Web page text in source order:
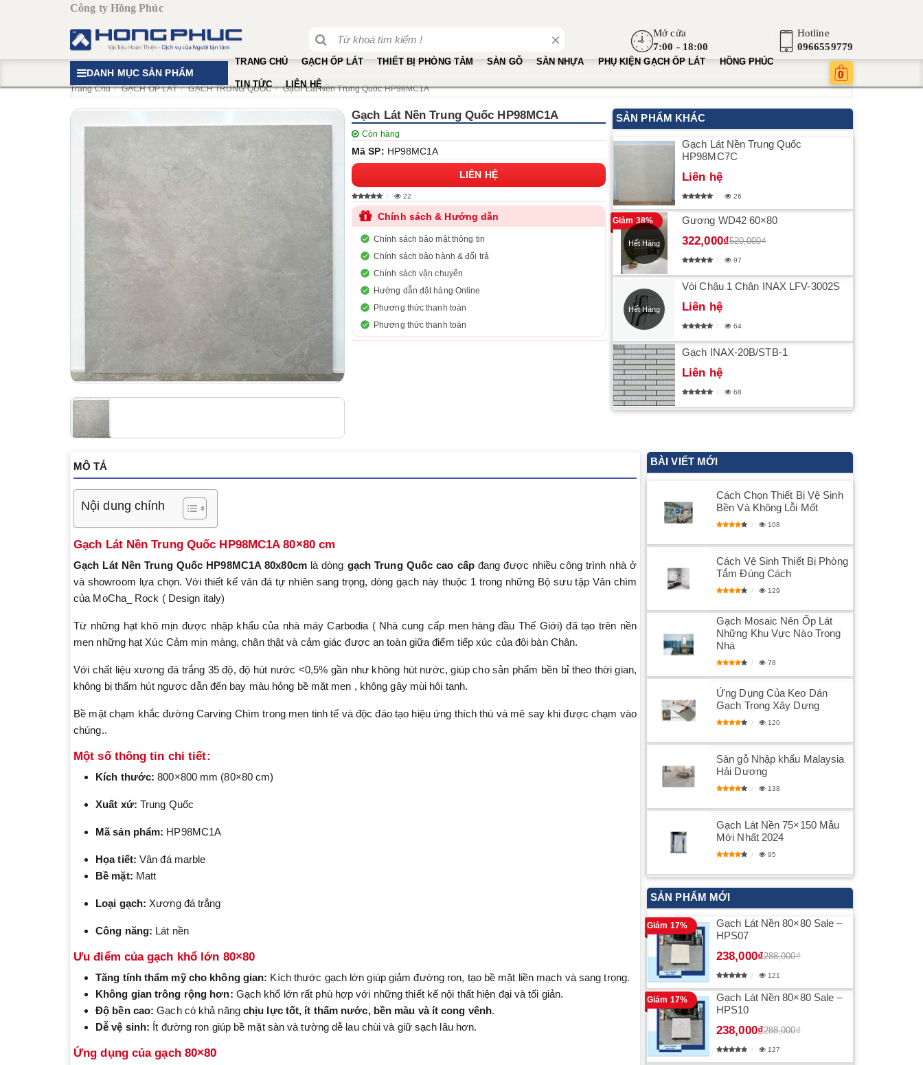
Công ty Hồng Phúc
×
Mở cửa
7:00 - 18:00
Hotline
0966559779
DANH MỤC SẢN PHẨM
TRANG CHỦ GẠCH ỐP LÁT THIẾT BỊ PHÒNG TẮM SÀN GỖ SÀN NHỰA PHỤ KIỆN GẠCH ỐP LÁT HỒNG PHÚC
TIN TỨC LIÊN HỆ
0
Trang Chủ GẠCH ỐP LÁT GẠCH TRUNG QUỐC Gạch Lát Nền Trung Quốc HP98MC1A
Gạch Lát Nền Trung Quốc HP98MC1A
Còn hàng
Mã SP: HP98MC1A
LIÊN HỆ
22
Chính sách & Hướng dẫn
Chính sách bảo mật thông tin
Chính sách bảo hành & đổi trả
Chính sách vận chuyển
Hướng dẫn đặt hàng Online
Phương thức thanh toán
Phương thức thanh toán
SẢN PHẨM KHÁC
Gạch Lát Nền Trung Quốc
HP98MC7C
Liên hệ
26
Gương WD42 60×80
322,000₫520,000₫
Giảm 38%
Hết Hàng
97
Vòi Chậu 1 Chân INAX LFV-3002S
Liên hệ
Hết Hàng
64
Gạch INAX-20B/STB-1
Liên hệ
68
MÔ TẢ
Nội dung chính
Gạch Lát Nền Trung Quốc HP98MC1A 80×80 cm
Gạch Lát Nền Trung Quốc HP98MC1A 80x80cmlà dòng gạch Trung Quốc cao cấpđang được nhiều công trình nhà ở
và showroom lựa chọn. Với thiết kế vân đá tự nhiên sang trọng, dòng gạch này thuộc 1 trong những Bộ sưu tập Vân chìm
của MoCha_ Rock ( Design italy)
Từ những hạt khô mịn được nhập khẩu của nhà máy Carbodia ( Nhà cung cấp men hàng đầu Thế Giới) đã tạo trên nền
men những hạt Xúc Cảm mịn màng, chân thật và cảm giác được an toàn giữa điểm tiếp xúc của đôi bàn Chân.
Với chất liệu xương đá trắng 35 độ, độ hút nước <0,5% gần như không hút nước, giúp cho sản phẩm bền bỉ theo thời gian,
không bị thấm hút ngược dẫn đến bay màu hỏng bề mặt men , không gây mùi hôi tanh.
Bề mặt chạm khắc đường Carving Chìm trong men tinh tế và độc đáo tạo hiệu ứng thích thú và mê say khi được chạm vào
chúng..
Một số thông tin chi tiết:
Kích thước: 800×800 mm (80×80 cm)
Xuất xứ: Trung Quốc
Mã sản phẩm: HP98MC1A
Họa tiết: Vân đá marble
Bề mặt: Matt
Loại gạch: Xương đá trắng
Công năng: Lát nền
Ưu điểm của gạch khổ lớn 80×80
Tăng tính thẩm mỹ cho không gian: Kích thước gạch lớn giúp giảm đường ron, tạo bề mặt liền mạch và sang trọng.
Không gian trông rộng hơn: Gạch khổ lớn rất phù hợp với những thiết kế nội thất hiện đại và tối giản.
Độ bền cao:Gạch có khả năng chịu lực tốt, ít thấm nước, bền màu và ít cong vênh.
Dễ vệ sinh: Ít đường ron giúp bề mặt sàn và tường dễ lau chùi và giữ sạch lâu hơn.
Ứng dụng của gạch 80×80
BÀI VIẾT MỚI
Cách Chọn Thiết Bị Vệ Sinh
Bền Và Không Lỗi Mốt
108
Cách Vệ Sinh Thiết Bị Phòng
Tắm Đúng Cách
129
Gạch Mosaic Nên Ốp Lát
Những Khu Vực Nào Trong
Nhà
78
​Ứng Dụng Của Keo Dán
Gạch Trong Xây Dựng
120
Sàn gỗ Nhập khẩu Malaysia
Hải Dương
138
Gạch Lát Nền 75×150 Mẫu
Mới Nhất 2024
95
SẢN PHẨM MỚI
Gạch Lát Nền 80×80 Sale –
HPS07
238,000₫288,000₫
Giảm 17%
121
Gạch Lát Nền 80×80 Sale –
HPS10
238,000₫288,000₫
Giảm 17%
127